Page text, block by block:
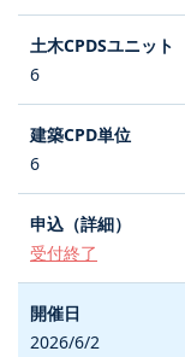
6
6
受付終了
2026/6/2